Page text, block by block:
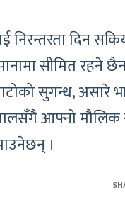
निरन्तरता दिन
सीमित रहने
सुगन्ध, असारे
आफ्नो
।